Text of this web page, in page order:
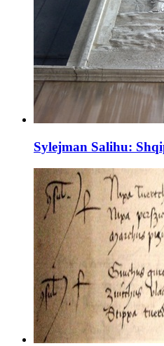
Sylejman Salihu: